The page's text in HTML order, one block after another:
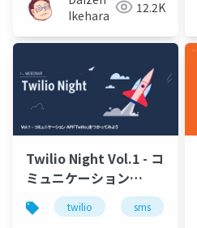
Ikehara
12.2K
Twilio Night Vol.1 - コ
ミュニケーション
API「Twilio」を使って
みよう
twilio sms